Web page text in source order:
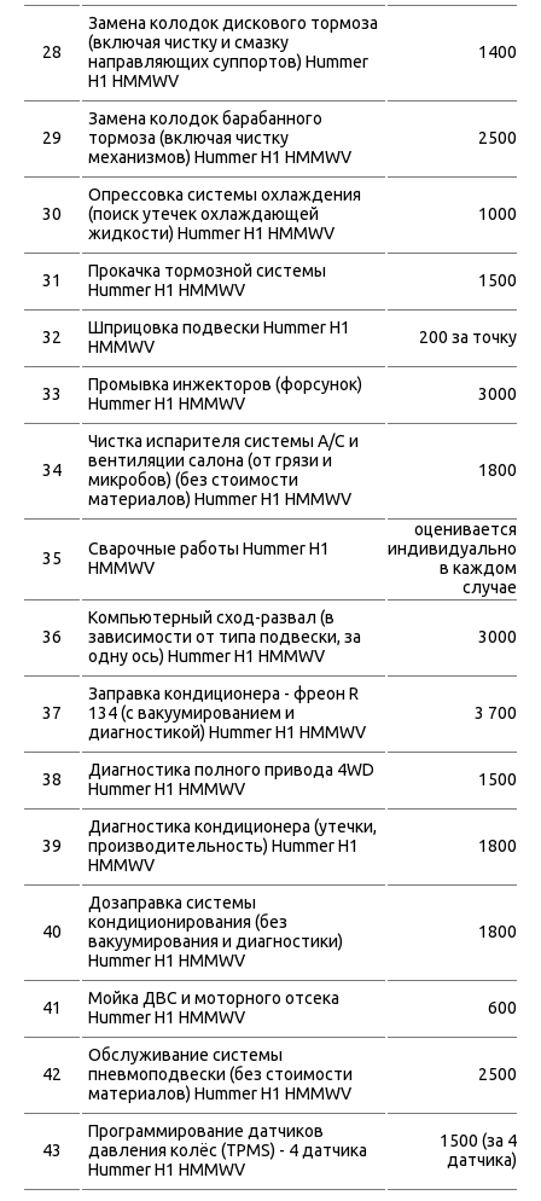
28
Замена колодок дискового тормоза
(включая чистку и смазку
направляющих суппортов) Hummer
H1 HMMWV
1400
29
Замена колодок барабанного
тормоза (включая чистку
механизмов) Hummer H1 HMMWV
2500
30
Опрессовка системы охлаждения
(поиск утечек охлаждающей
жидкости) Hummer H1 HMMWV
1000
31
Прокачка тормозной системы
Hummer H1 HMMWV
1500
32
Шприцовка подвески Hummer H1
HMMWV
200 за точку
33
Промывка инжекторов (форсунок)
Hummer H1 HMMWV
3000
34
Чистка испарителя системы A/C и
вентиляции салона (от грязи и
микробов) (без стоимости
материалов) Hummer H1 HMMWV
1800
35
Сварочные работы Hummer H1
HMMWV
оценивается
индивидуально
в каждом
случае
36
Компьютерный сход-развал (в
зависимости от типа подвески, за
одну ось) Hummer H1 HMMWV
3000
37
Заправка кондиционера - фреон R
134 (с вакуумированием и
диагностикой) Hummer H1 HMMWV
3 700
38
Диагностика полного привода 4WD
Hummer H1 HMMWV
1500
39
Диагностика кондиционера (утечки,
производительность) Hummer H1
HMMWV
1800
40
Дозаправка системы
кондиционирования (без
вакуумирования и диагностики)
Hummer H1 HMMWV
1800
41
Мойка ДВС и моторного отсека
Hummer H1 HMMWV
600
42
Обслуживание системы
пневмоподвески (без стоимости
материалов) Hummer H1 HMMWV
2500
43
Программирование датчиков
давления колёс (TPMS) - 4 датчика
Hummer H1 HMMWV
1500 (за 4
датчика)